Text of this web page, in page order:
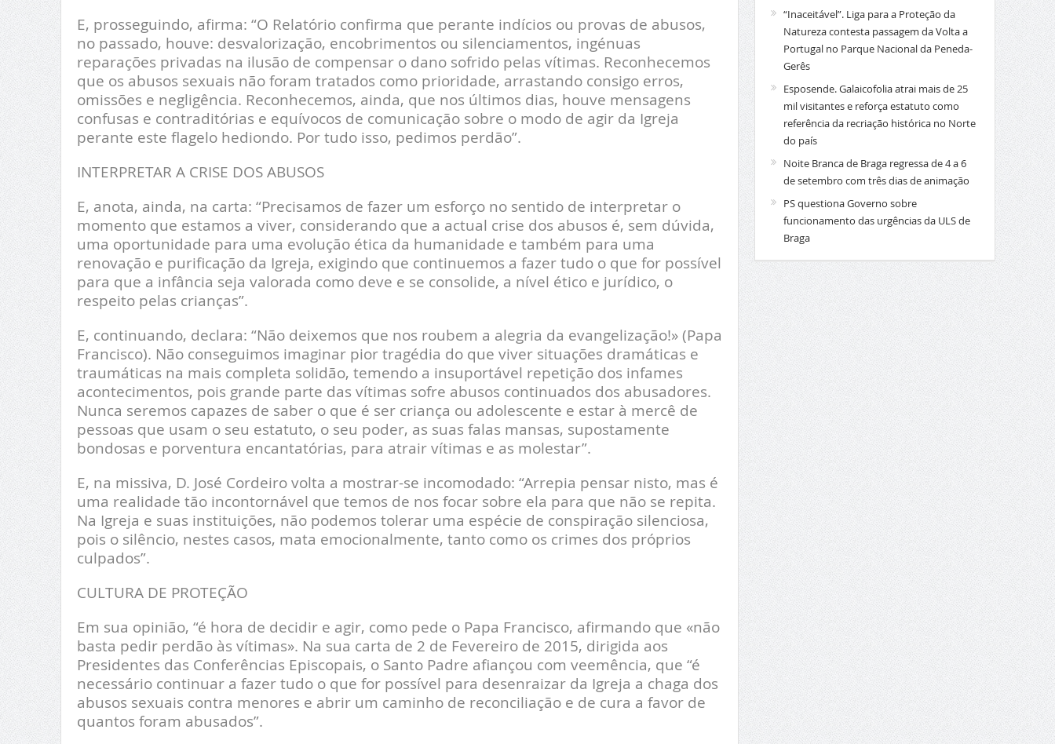
E, prosseguindo, afirma: “O Relatório confirma que perante indícios ou provas de abusos,
no passado, houve: desvalorização, encobrimentos ou silenciamentos, ingénuas
reparações privadas na ilusão de compensar o dano sofrido pelas vítimas. Reconhecemos
que os abusos sexuais não foram tratados como prioridade, arrastando consigo erros,
omissões e negligência. Reconhecemos, ainda, que nos últimos dias, houve mensagens
confusas e contraditórias e equívocos de comunicação sobre o modo de agir da Igreja
perante este flagelo hediondo. Por tudo isso, pedimos perdão”.
INTERPRETAR A CRISE DOS ABUSOS
E, anota, ainda, na carta: “Precisamos de fazer um esforço no sentido de interpretar o
momento que estamos a viver, considerando que a actual crise dos abusos é, sem dúvida,
uma oportunidade para uma evolução ética da humanidade e também para uma
renovação e purificação da Igreja, exigindo que continuemos a fazer tudo o que for possível
para que a infância seja valorada como deve e se consolide, a nível ético e jurídico, o
respeito pelas crianças”.
E, continuando, declara: “Não deixemos que nos roubem a alegria da evangelização!» (Papa
Francisco). Não conseguimos imaginar pior tragédia do que viver situações dramáticas e
traumáticas na mais completa solidão, temendo a insuportável repetição dos infames
acontecimentos, pois grande parte das vítimas sofre abusos continuados dos abusadores.
Nunca seremos capazes de saber o que é ser criança ou adolescente e estar à mercê de
pessoas que usam o seu estatuto, o seu poder, as suas falas mansas, supostamente
bondosas e porventura encantatórias, para atrair vítimas e as molestar”.
E, na missiva, D. José Cordeiro volta a mostrar-se incomodado: “Arrepia pensar nisto, mas é
uma realidade tão incontornável que temos de nos focar sobre ela para que não se repita.
Na Igreja e suas instituições, não podemos tolerar uma espécie de conspiração silenciosa,
pois o silêncio, nestes casos, mata emocionalmente, tanto como os crimes dos próprios
culpados”.
CULTURA DE PROTEÇÃO
Em sua opinião, “é hora de decidir e agir, como pede o Papa Francisco, afirmando que «não
basta pedir perdão às vítimas». Na sua carta de 2 de Fevereiro de 2015, dirigida aos
Presidentes das Conferências Episcopais, o Santo Padre afiançou com veemência, que “é
necessário continuar a fazer tudo o que for possível para desenraizar da Igreja a chaga dos
abusos sexuais contra menores e abrir um caminho de reconciliação e de cura a favor de
quantos foram abusados”.
“Inaceitável”. Liga para a Proteção da
Natureza contesta passagem da Volta a
Portugal no Parque Nacional da Peneda-
Gerês
Esposende. Galaicofolia atrai mais de 25
mil visitantes e reforça estatuto como
referência da recriação histórica no Norte
do país
Noite Branca de Braga regressa de 4 a 6
de setembro com três dias de animação
PS questiona Governo sobre
funcionamento das urgências da ULS de
Braga